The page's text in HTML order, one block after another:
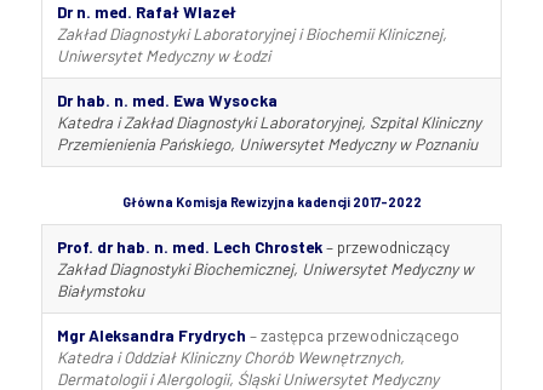
Dr n. med. Rafał Wlazeł
Zakład Diagnostyki Laboratoryjnej i Biochemii Klinicznej,
Uniwersytet Medyczny w Łodzi
Dr hab. n. med. Ewa Wysocka
Katedra i Zakład Diagnostyki Laboratoryjnej, Szpital Kliniczny
Przemienienia Pańskiego, Uniwersytet Medyczny w Poznaniu
Główna Komisja Rewizyjna kadencji 2017-2022
Prof. dr hab. n. med. Lech Chrostek– przewodniczący
Zakład Diagnostyki Biochemicznej, Uniwersytet Medyczny w
Białymstoku
Mgr Aleksandra Frydrych – zastępca przewodniczącego
Katedra i Oddział Kliniczny Chorób Wewnętrznych,
Dermatologii i Alergologii, Śląski Uniwersytet Medyczny